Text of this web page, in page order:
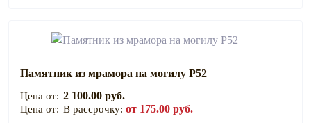
Памятник из мрамора на могилу Р52
2 100.00 руб.
В рассрочку: от 175.00 руб.